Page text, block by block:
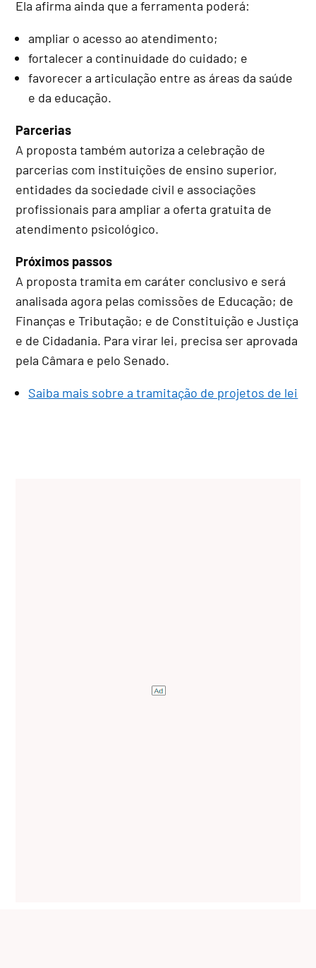
Ela afirma ainda que a ferramenta poderá:
ampliar o acesso ao atendimento;
fortalecer a continuidade do cuidado; e
favorecer a articulação entre as áreas da saúde
e da educação.
Parcerias
A proposta também autoriza a celebração de
parcerias com instituições de ensino superior,
entidades da sociedade civil e associações
profissionais para ampliar a oferta gratuita de
atendimento psicológico.
Próximos passos
A proposta tramita em caráter conclusivo e será
analisada agora pelas comissões de Educação; de
Finanças e Tributação; e de Constituição e Justiça
e de Cidadania. Para virar lei, precisa ser aprovada
pela Câmara e pelo Senado.
Saiba mais sobre a tramitação de projetos de lei